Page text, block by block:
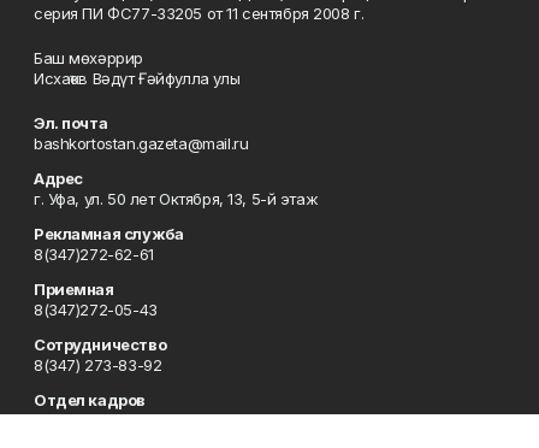
серия ПИ ФС77-33205 от 11 сентября 2008 г.
Баш мөхәррир
Исхаҡов Вәдүт Ғәйфулла улы
Эл. почта
bashkortostan.gazeta@mail.ru
Адрес
г. Уфа, ул. 50 лет Октября, 13, 5-й этаж
Рекламная служба
8(347)272-62-61
Приемная
8(347)272-05-43
Сотрудничество
8(347) 273-83-92
Отдел кадров
8(347)272-05-43